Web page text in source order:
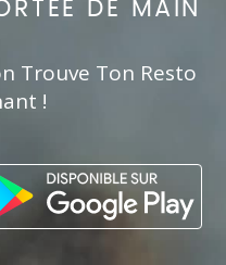
DE MAIN
Trouve Ton Resto
!